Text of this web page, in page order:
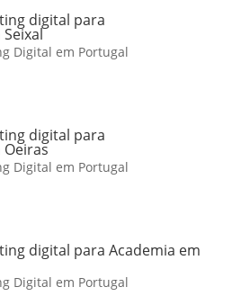
digital para
Digital em Portugal
digital para
Digital em Portugal
digital para Academia em
Digital em Portugal